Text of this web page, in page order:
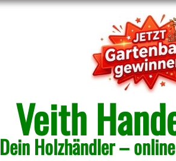
Veith
Dein Holzhändler –